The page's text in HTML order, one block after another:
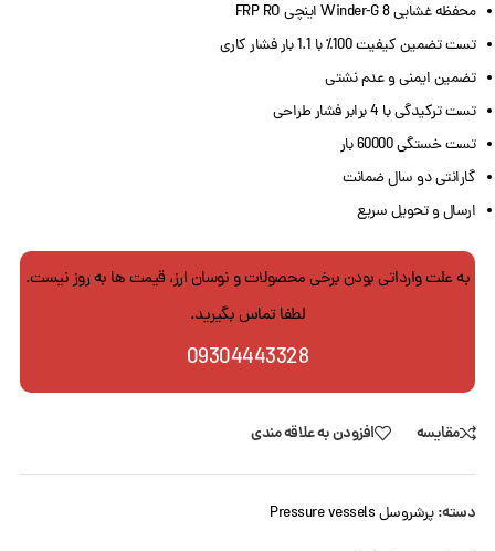
محفظه غشایی Winder-G 8 اینچی FRP RO
تست تضمین کیفیت 100٪ با 1.1 بار فشار کاری
تضمین ایمنی و عدم نشتی
تست ترکیدگی با 4 برابر فشار طراحی
تست خستگی 60000 بار
گارانتی دو سال ضمانت
ارسال و تحویل سریع
به علت وارداتی بودن برخی محصولات و نوسان ارز، قیمت ها به روز نیست.
لطفا تماس بگیرید.
09304443328
مقایسه افزودن به علاقه مندی
دسته: پرشروسل Pressure vessels